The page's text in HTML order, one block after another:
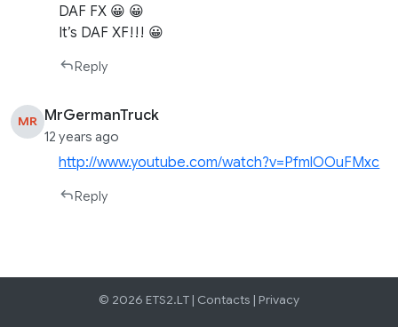
DAF FX 😀 😀
It’s DAF XF!!! 😀
Reply
MR MrGermanTruck
12 years ago
http://www.youtube.com/watch?v=PfmlOOuFMxc
Reply
© 2026 ETS2.LT | Contacts | Privacy